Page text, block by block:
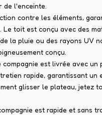
de l'enceinte.
contre les éléments,
toit est conçu avec des
la pluie ou des rayons UV
conçu.
est livrée avec
rapide, garantissant un
glisser le plateau, jetez
est rapide et sans